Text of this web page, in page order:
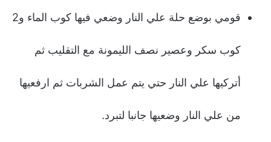
قومي بوضع حلة علي النار وضعي فيها كوب الماء و2
كوب سكر وعصير نصف الليمونة مع التقليب ثم
أتركيها علي النار حتي يتم عمل الشربات ثم ارفعيها
من علي النار وضعيها جانبا لتبرد.